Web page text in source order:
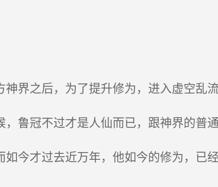
界之后，为了提升修为，进入虚空乱流
鲁冠不过才是人仙而已，跟神界的普通
今才过去近万年，他如今的修为，已经